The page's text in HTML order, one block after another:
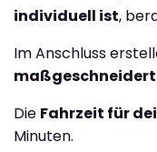
individuell ist,
Im Anschluss
Die Fahrzeit für
Minuten.